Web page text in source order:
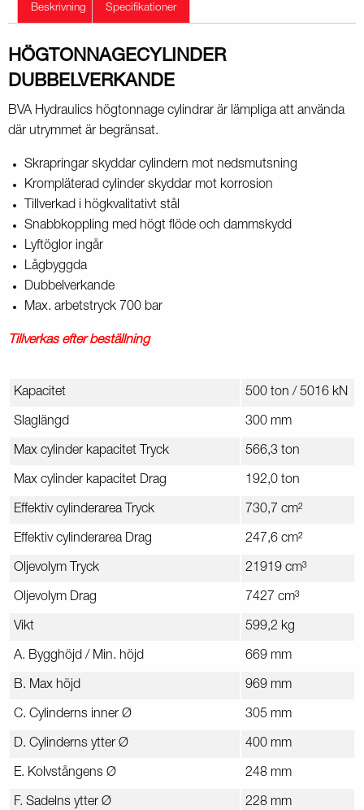
Beskrivning Specifikationer
HÖGTONNAGECYLINDER
DUBBELVERKANDE
BVA Hydraulics högtonnage cylindrar är lämpliga att använda
där utrymmet är begränsat.
Skrapringar skyddar cylindern mot nedsmutsning
Krompläterad cylinder skyddar mot korrosion
Tillverkad i högkvalitativt stål
Snabbkoppling med högt flöde och dammskydd
Lyftöglor ingår
Lågbyggda
Dubbelverkande
Max. arbetstryck 700 bar
Tillverkas efter beställning
Kapacitet 500 ton / 5016 kN
Slaglängd 300 mm
Max cylinder kapacitet Tryck 566,3 ton
Max cylinder kapacitet Drag 192,0 ton
Effektiv cylinderarea Tryck 730,7 cm²
Effektiv cylinderarea Drag 247,6 cm²
Oljevolym Tryck 21919 cm³
Oljevolym Drag 7427 cm³
Vikt 599,2 kg
A. Bygghöjd / Min. höjd 669 mm
B. Max höjd 969 mm
C. Cylinderns inner Ø 305 mm
D. Cylinderns ytter Ø 400 mm
E. Kolvstångens Ø 248 mm
F. Sadelns ytter Ø 228 mm